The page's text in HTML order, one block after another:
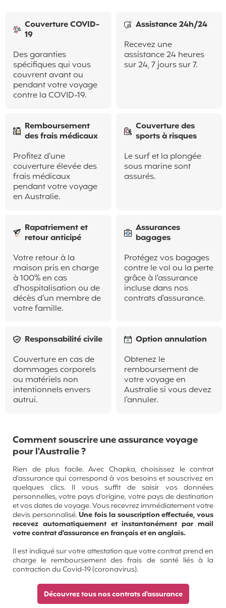
Couverture COVID-
19
Des garanties
spécifiques qui vous
couvrent avant ou
pendant votre voyage
contre la COVID-19.
Assistance 24h/24
Recevez une
assistance 24 heures
sur 24, 7 jours sur 7.
Remboursement
des frais médicaux
Profitez d'une
couverture élevée des
frais médicaux
pendant votre voyage
en Australie.
Couverture des
sports à risques
Le surf et la plongée
sous marine sont
assurés.
Rapatriement et
retour anticipé
Votre retour à la
maison pris en charge
à 100% en cas
d'hospitalisation ou de
décès d'un membre de
votre famille.
Assurances
bagages
Protégez vos bagages
contre le vol ou la perte
grâce à l'assurance
incluse dans nos
contrats d'assurance.
Responsabilité civile
Couverture en cas de
dommages corporels
ou matériels non
intentionnels envers
autrui.
Option annulation
Obtenez le
remboursement de
votre voyage en
Australie si vous devez
l'annuler.
Comment souscrire une assurance voyage
pour l'Australie ?
Rien de plus facile. Avec Chapka, choisissez le contrat
d'assurance qui correspond à vos besoins et souscrivez en
quelques clics. Il vous suffit de saisir vos données
personnelles, votre pays d'origine, votre pays de destination
et vos dates de voyage. Vous recevrez immédiatement votre
devis personnalisé.Une fois la souscription effectuée, vous
recevez automatiquement et instantanément par mail
votre contrat d'assurance en français et en anglais.
Il est indiqué sur votre attestation que votre contrat prend en
charge le remboursement des frais de santé liés à la
contraction du Covid-19 (coronavirus).
Découvrez tous nos contrats d'assurance